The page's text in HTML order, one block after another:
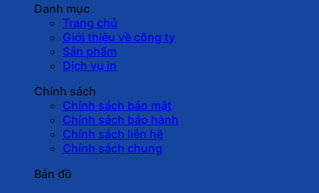
Danh mục
Trang chủ
Giới thiệu về công ty
Sản phẩm
Dịch vụ in
Chính sách
Chính sách bảo mật
Chính sách bảo hành
Chính sách liên hệ
Chính sách chung
Bản đồ